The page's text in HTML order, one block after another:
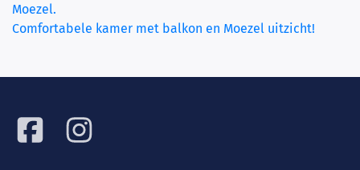
Moezel.
Comfortabele kamer met balkon en Moezel uitzicht!